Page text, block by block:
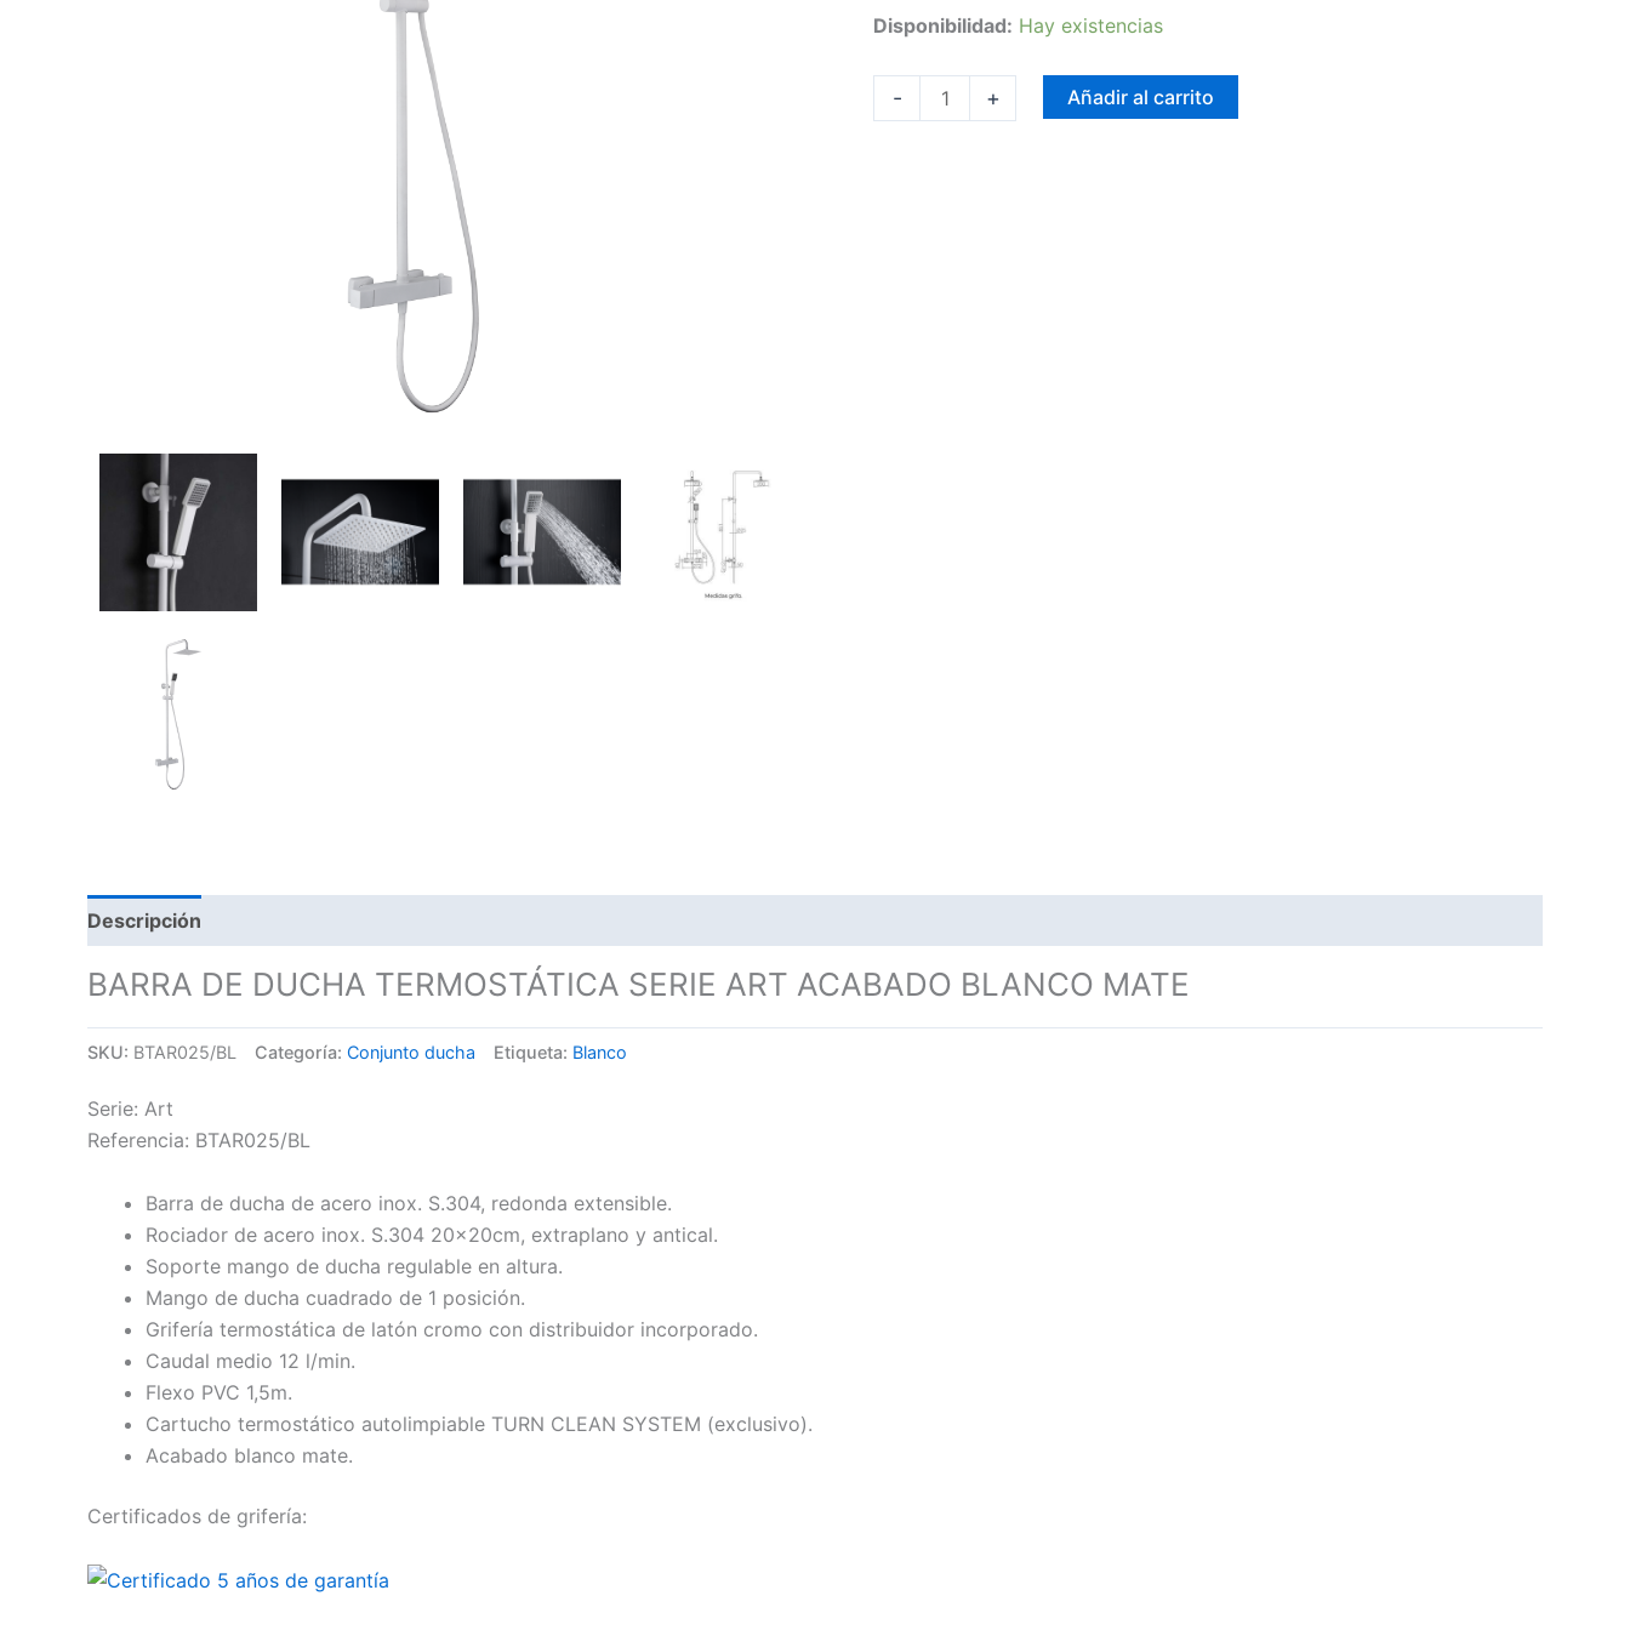
Disponibilidad: Hay existencias
- + Añadir al carrito
Descripción
BARRA DE DUCHA TERMOSTÁTICA SERIE ART ACABADO BLANCO MATE
SKU: BTAR025/BL Categoría: Conjunto ducha Etiqueta: Blanco
Serie: Art
Referencia: BTAR025/BL
Barra de ducha de acero inox. S.304, redonda extensible.
Rociador de acero inox. S.304 20x20cm, extraplano y antical.
Soporte mango de ducha regulable en altura.
Mango de ducha cuadrado de 1 posición.
Grifería termostática de latón cromo con distribuidor incorporado.
Caudal medio 12 l/min.
Flexo PVC 1,5m.
Cartucho termostático autolimpiable TURN CLEAN SYSTEM (exclusivo).
Acabado blanco mate.
Certificados de grifería: